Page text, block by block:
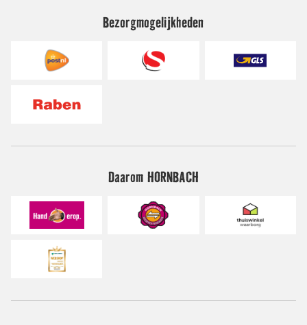
Bezorgmogelijkheden
Daarom HORNBACH